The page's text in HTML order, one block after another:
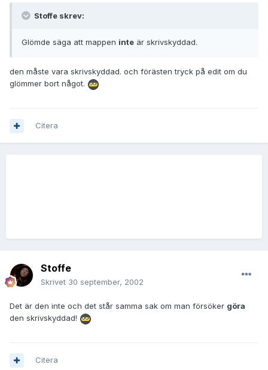
Stoffe skrev:
Glömde säga att mappen inte är skrivskyddad.
den måste vara skrivskyddad. och förästen tryck på edit om du
glömmer bort något.
Citera
Stoffe
Skrivet 30 september, 2002
Det är den inte och det står samma sak om man försöker göra
den skrivskyddad!
Citera